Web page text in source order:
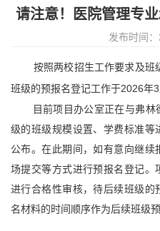
请注意！医院管理专
发布时间
按照两校招生工作要求及班
班级的预报名登记工作于2026年3
目前项目办公室正在与弗林
级的班级规模设置、学费标准
公布。在此期间，如有意向继
场提交等方式进行预报名登记
进行合格性审核，待后续班级的
名材料的时间顺序作为后续班级